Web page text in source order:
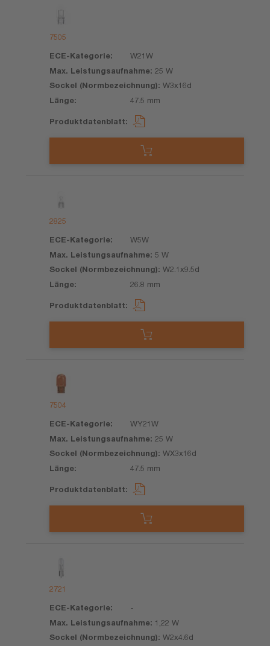
7505
W21W
25 W
W3x16d
47.5 mm
2825
W5W
5 W
W2.1x9.5d
26.8 mm
7504
WY21W
25 W
WX3x16d
47.5 mm
2721
-
1,22 W
W2x4.6d